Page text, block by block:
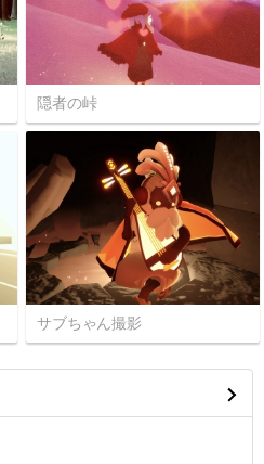
隠者の峠
サブちゃん撮影